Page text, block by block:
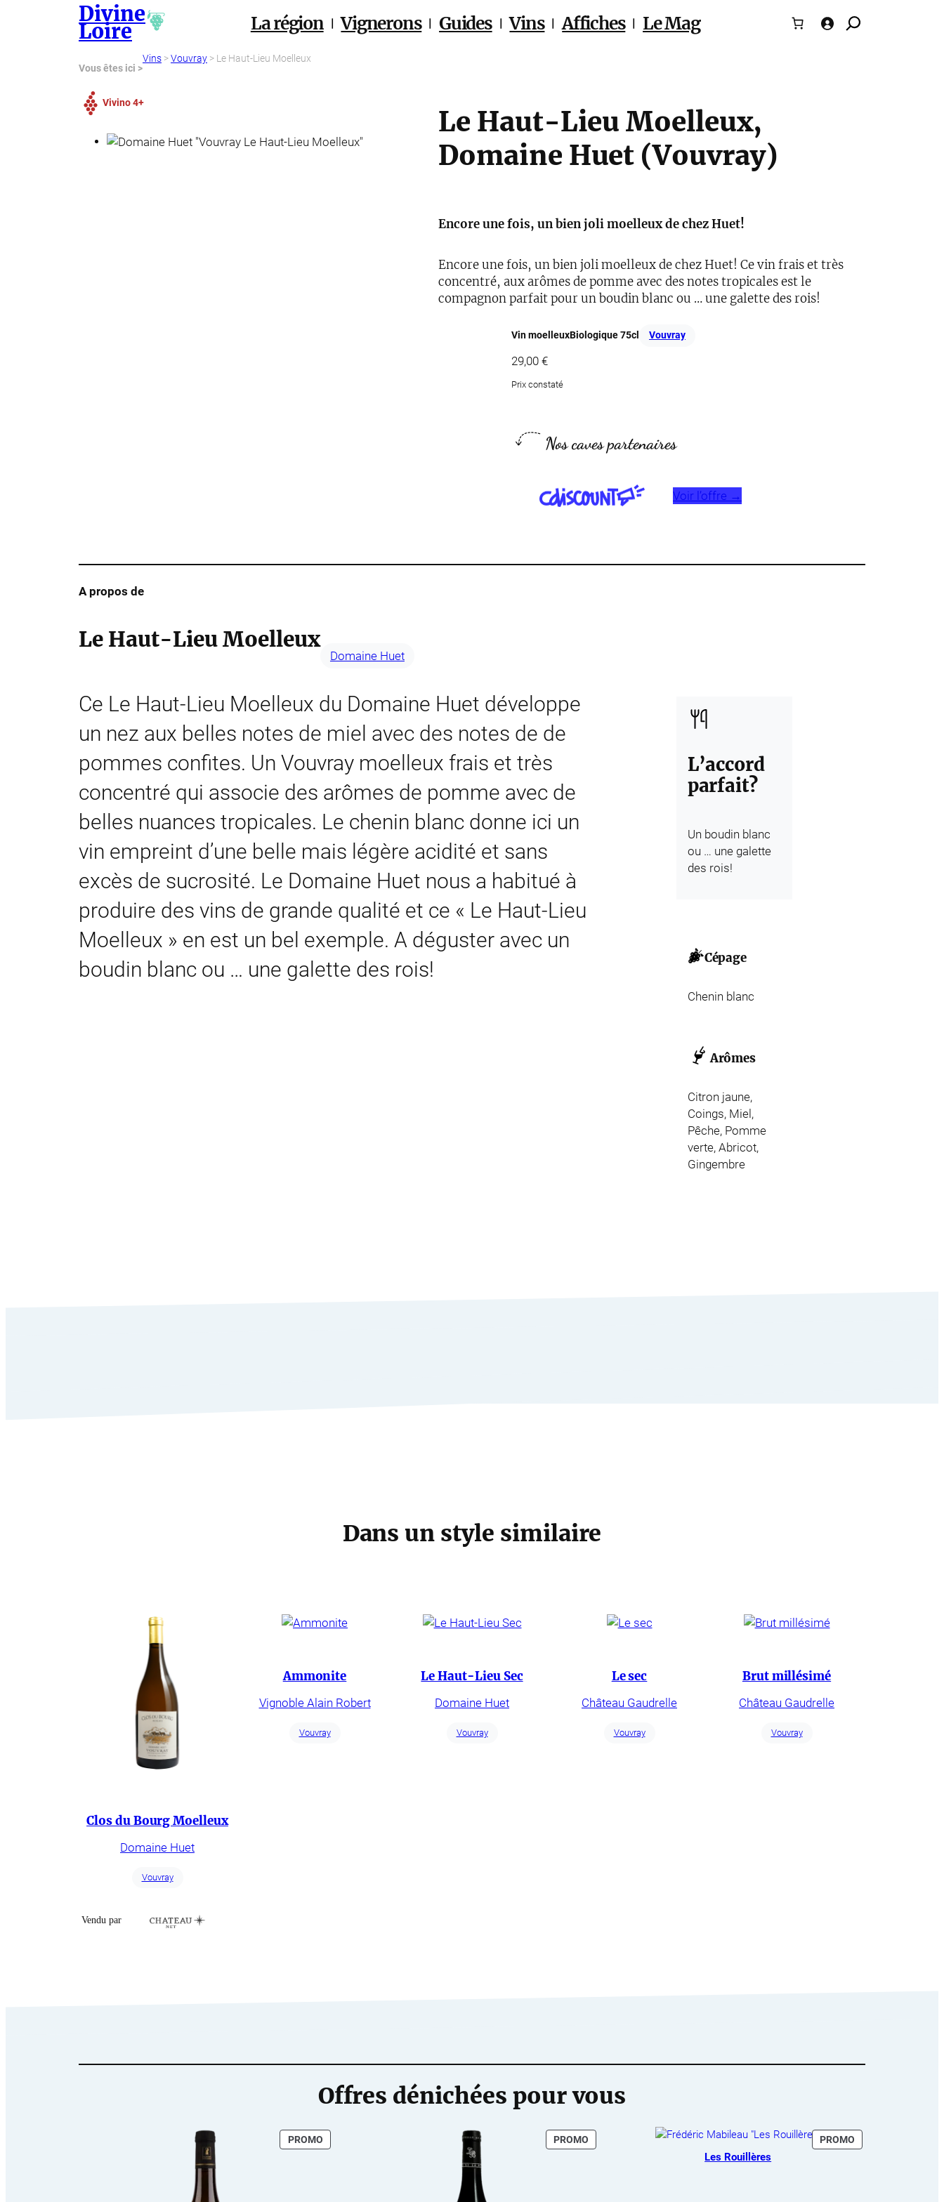
Divine
Loire La région Vignerons Guides Vins Affiches Le Mag
Vous êtes ici >
Vins >Vouvray > Le Haut-Lieu Moelleux
Vivino 4+
Le Haut-Lieu Moelleux,
Domaine Huet (Vouvray)
Encore une fois, un bien joli moelleux de chez Huet!
Encore une fois, un bien joli moelleux de chez Huet! Ce vin frais et très
concentré, aux arômes de pomme avec des notes tropicales est le
compagnon parfait pour un boudin blanc ou … une galette des rois!
Vin moelleuxBiologique 75cl Vouvray
29,00 €
Prix constaté
Nos caves partenaires
Voir l’offre →
A propos de
Le Haut-Lieu Moelleux
Domaine Huet
Ce Le Haut-Lieu Moelleux du Domaine Huet développe
un nez aux belles notes de miel avec des notes de de
pommes confites. Un Vouvray moelleux frais et très
concentré qui associe des arômes de pomme avec de
belles nuances tropicales. Le chenin blanc donne ici un
vin empreint d’une belle mais légère acidité et sans
excès de sucrosité. Le Domaine Huet nous a habitué à
produire des vins de grande qualité et ce « Le Haut-Lieu
Moelleux » en est un bel exemple. A déguster avec un
boudin blanc ou … une galette des rois!
L’accord
parfait?
Un boudin blanc
ou … une galette
des rois!
Cépage
Chenin blanc
Arômes
Citron jaune,
Coings, Miel,
Pêche, Pomme
verte, Abricot,
Gingembre
Dans un style similaire
Clos du Bourg Moelleux
Domaine Huet
Vouvray
Vendu par
Ammonite
Vignoble Alain Robert
Vouvray
Le Haut-Lieu Sec
Domaine Huet
Vouvray
Le sec
Château Gaudrelle
Vouvray
Brut millésimé
Château Gaudrelle
Vouvray
Offres dénichées pour vous
PROMOPRODUIT
EN
PROMO
EN
PROMOPRODUIT
EN
Les Rouillères